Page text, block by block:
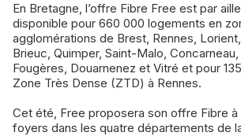
En Bretagne, l’offre Fibre Free est par
disponible pour 660 000 logements en
agglomérations de Brest, Rennes,
Brieuc, Quimper, Saint-Malo,
Fougères, Douarnenez et Vitré et pour
Zone Très Dense (ZTD) à Rennes.
Cet été, Free proposera son offre Fibre
foyers dans les quatre départements de